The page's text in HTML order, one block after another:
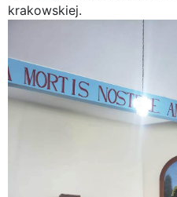
krakowskiej.